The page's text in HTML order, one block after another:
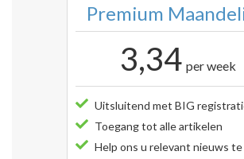
Premium
3,34 per week
Uitsluitend met BIG
Toegang tot alle artikelen
Help ons u relevant nieuws te